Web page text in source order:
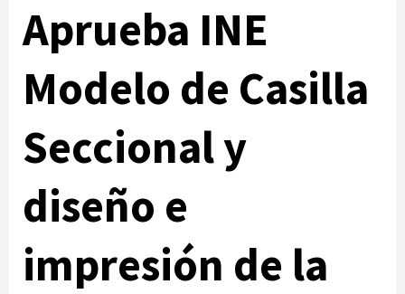
Aprueba INE
Modelo de Casilla
Seccional y
diseño e
impresión de la